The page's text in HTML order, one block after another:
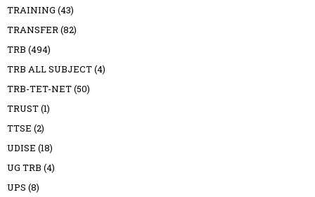
TRAINING (43)
TRANSFER(82)
TRB (494)
TRB ALL SUBJECT(4)
TRB-TET-NET(50)
TRUST(1)
TTSE (2)
UDISE (18)
UG TRB (4)
UPS (8)